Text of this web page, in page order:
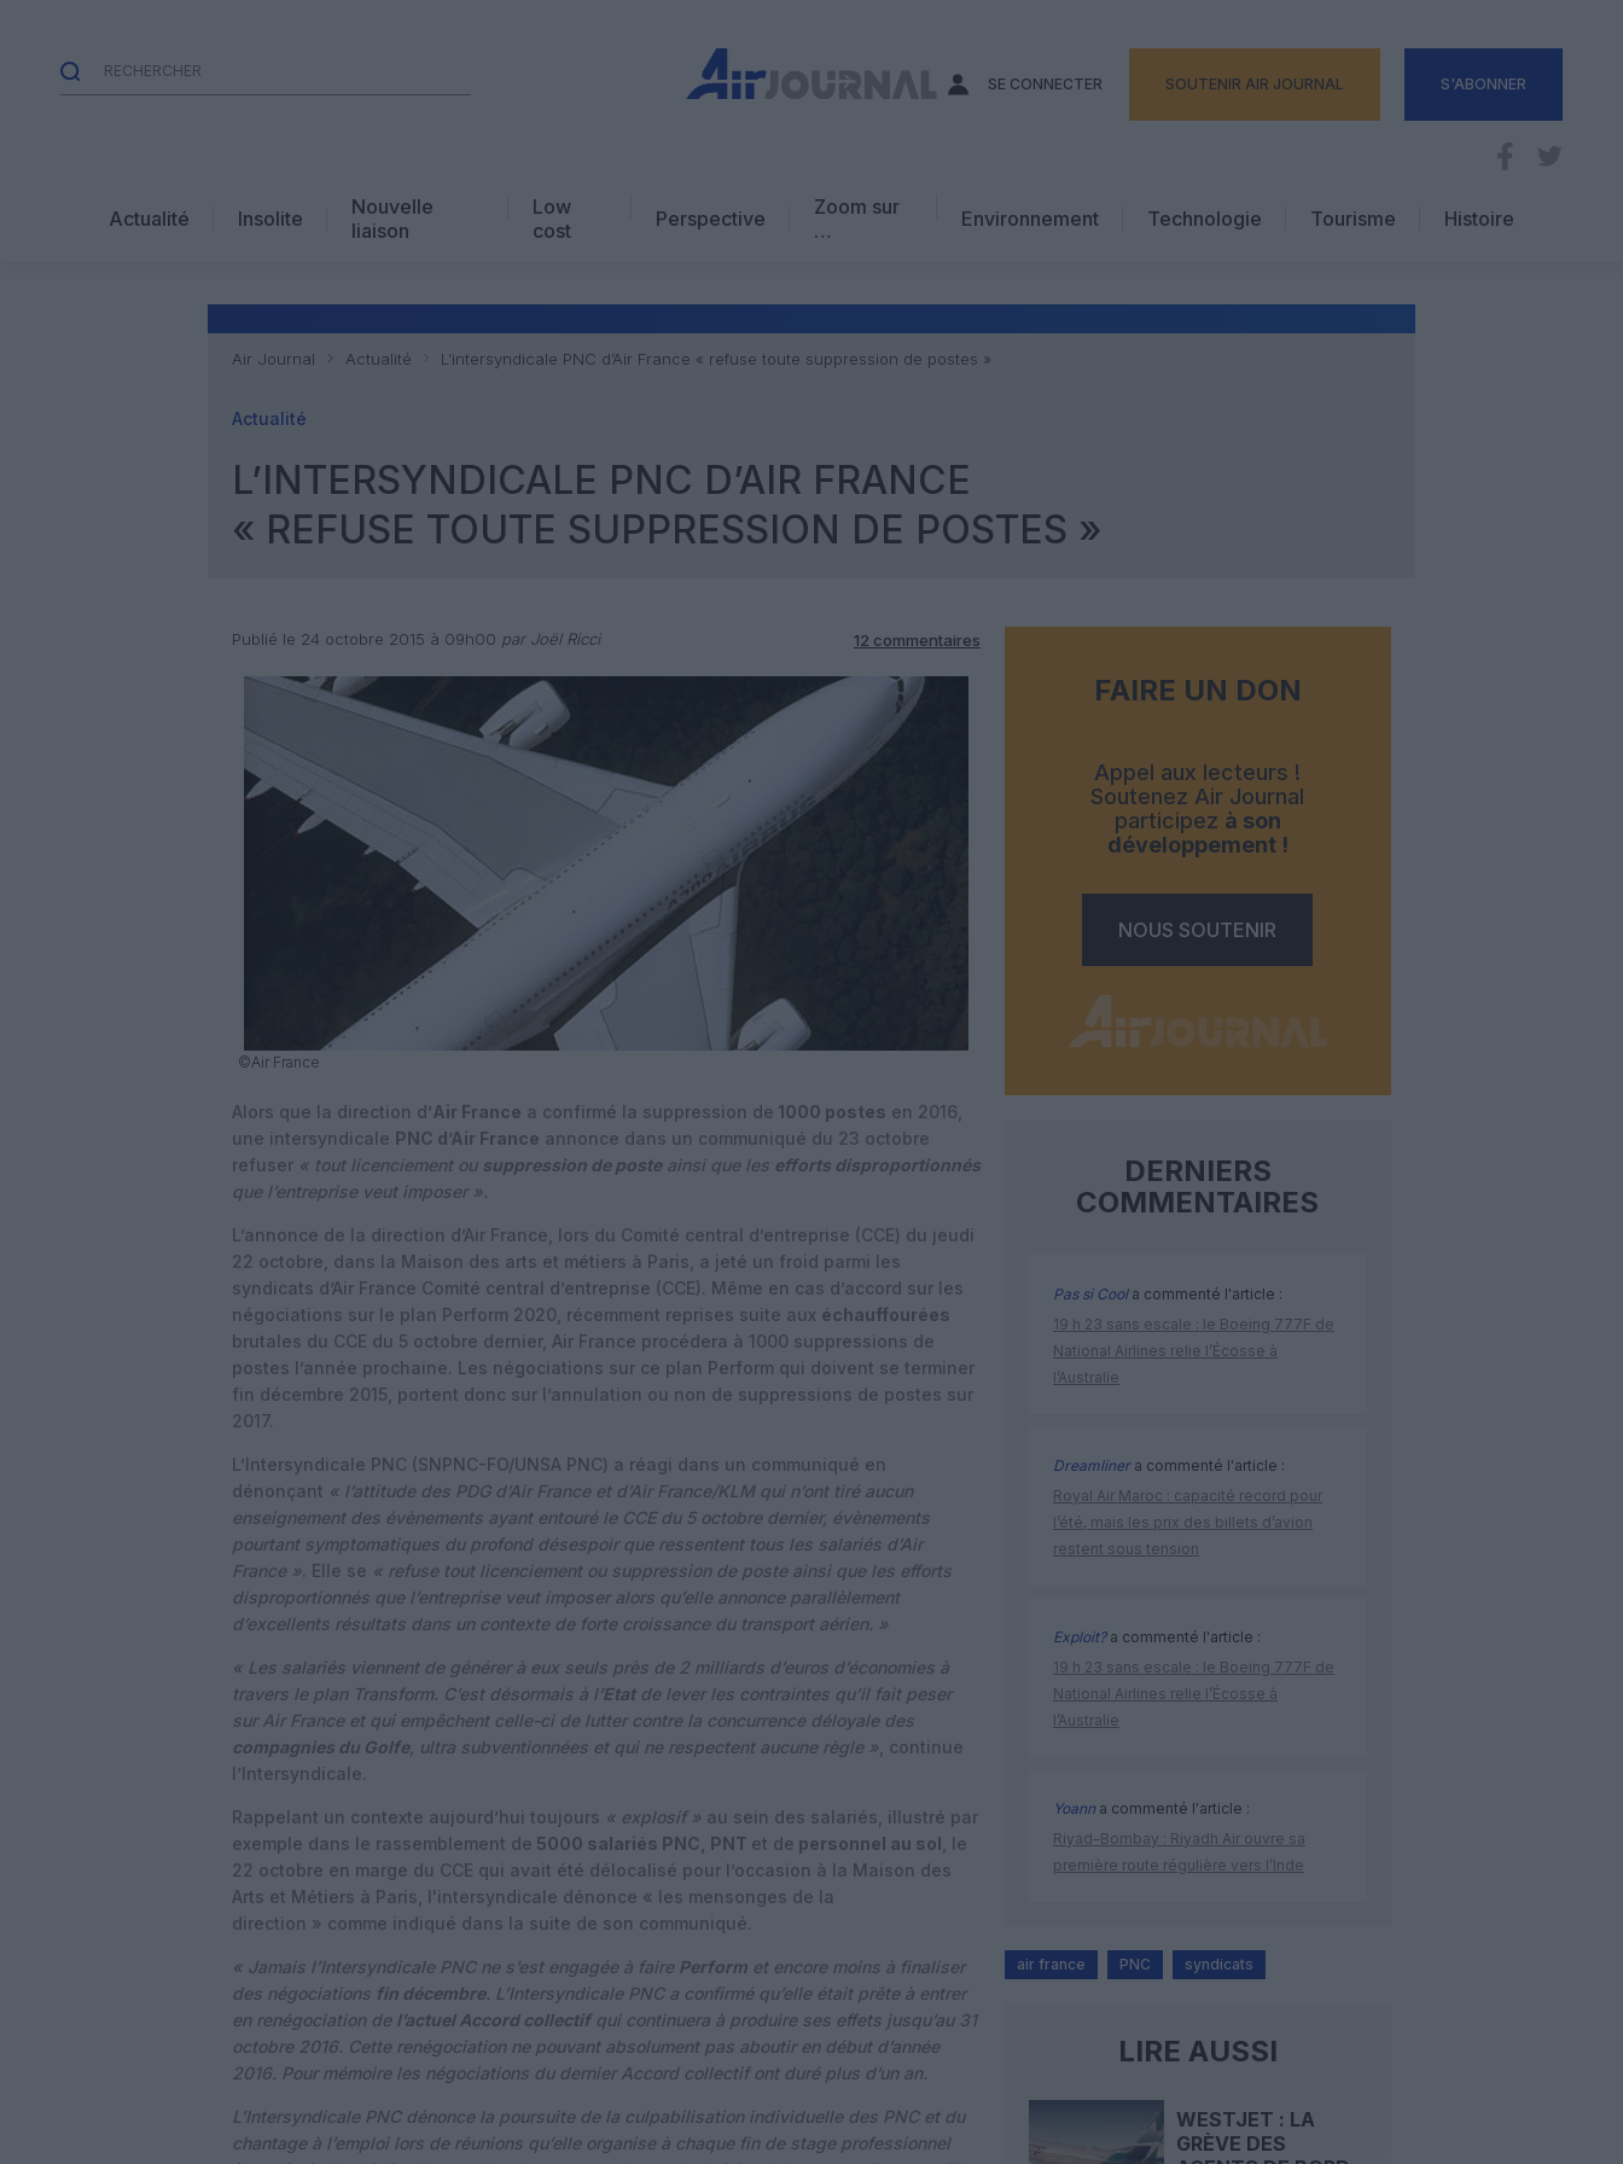
SE CONNECTER SOUTENIR AIR JOURNAL S'ABONNER
Actualité Insolite
Nouvelle
liaison
Low
cost
Perspective
Zoom sur
…
Avis d’expert
Environnement Technologie
Tourisme
Hôtellerie
Histoire
Air Journal Actualité L’intersyndicale PNC d’Air France « refuse toute suppression de postes »
Actualité
L’INTERSYNDICALE PNC D’AIR FRANCE
« REFUSE TOUTE SUPPRESSION DE POSTES »
Publié le 24 octobre 2015 à 09h00 par Joël Ricci 12 commentaires
©Air France
Alors que la direction d’Air France a confirmé la suppression de 1000 postes en 2016,
une intersyndicale PNC d’Air France annonce dans un communiqué du 23 octobre
refuser « tout licenciement ou suppression de posteainsi que les efforts disproportionnés
que l’entreprise veut imposer ».
L’annonce de la direction d’Air France, lors du Comité central d’entreprise (CCE) du jeudi
22 octobre, dans la Maison des arts et métiers à Paris, a jeté un froid parmi les
syndicats d’Air France Comité central d’entreprise (CCE). Même en cas d’accord sur les
négociations sur le plan Perform 2020, récemment reprises suite aux échauffourées
brutales du CCE du 5 octobre dernier, Air France procédera à 1000 suppressions de
postes l’année prochaine. Les négociations sur ce plan Perform qui doivent se terminer
fin décembre 2015, portent donc sur l’annulation ou non de suppressions de postes sur
2017.
L’Intersyndicale PNC (SNPNC-FO/UNSA PNC) a réagi dans un communiqué en
dénonçant « l’attitude des PDG d’Air France et d’Air France/KLM qui n’ont tiré aucun
enseignement des évènements ayant entouré le CCE du 5 octobre dernier, évènements
pourtant symptomatiques du profond désespoir que ressentent tous les salariés d’Air
France ». Elle se « refuse tout licenciement ou suppression de poste ainsi que les efforts
disproportionnés que l’entreprise veut imposer alors qu’elle annonce parallèlement
d’excellents résultats dans un contexte de forte croissance du transport aérien. »
« Les salariés viennent de générer à eux seuls près de 2 milliards d’euros d’économies à
travers le plan Transform. C’est désormais à l’Etatde lever les contraintes qu’il fait peser
sur Air France et qui empêchent celle-ci de lutter contre la concurrence déloyale des
compagnies du Golfe, ultra subventionnées et qui ne respectent aucune règle » , continue
l’Intersyndicale.
Rappelant un contexte aujourd’hui toujours « explosif » au sein des salariés, illustré par
exemple dans le rassemblement de 5000 salariés PNC, PNT et de personnel au sol , le
22 octobre en marge du CCE qui avait été délocalisé pour l’occasion à la Maison des
Arts et Métiers à Paris, l'intersyndicale dénonce « les mensonges de la
direction » comme indiqué dans la suite de son communiqué.
« Jamais l’Intersyndicale PNC ne s’est engagée à faire Perform et encore moins à finaliser
des négociations fin décembre. L’Intersyndicale PNC a confirmé qu’elle était prête à entrer
en renégociation de l’actuel Accord collectifqui continuera à produire ses effets jusqu’au 31
octobre 2016. Cette renégociation ne pouvant absolument pas aboutir en début d’année
2016. Pour mémoire les négociations du dernier Accord collectif ont duré plus d’un an.
L’Intersyndicale PNC dénonce la poursuite de la culpabilisation individuelle des PNC et du
chantage à l’emploi lors de réunions qu’elle organise à chaque fin de stage professionnel
FAIRE UN DON
Appel aux lecteurs !
Soutenez Air Journal
participez à son
développement !
NOUS SOUTENIR
DERNIERS
COMMENTAIRES
Pas si Coola commenté l'article :
19 h 23 sans escale : le Boeing 777F de
National Airlines relie l’Écosse à
l’Australie
Dreamlinera commenté l'article :
Royal Air Maroc : capacité record pour
l’été, mais les prix des billets d’avion
restent sous tension
Exploit?a commenté l'article :
19 h 23 sans escale : le Boeing 777F de
National Airlines relie l’Écosse à
l’Australie
Yoann a commenté l'article :
Riyad–Bombay : Riyadh Air ouvre sa
première route régulière vers l’Inde
air france PNC syndicats
LIRE AUSSI
WESTJET : LA
GRÈVE DES